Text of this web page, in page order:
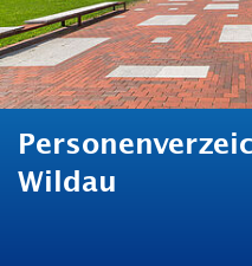
Blogs Kontakt und
TH Online-Portal
Wildau